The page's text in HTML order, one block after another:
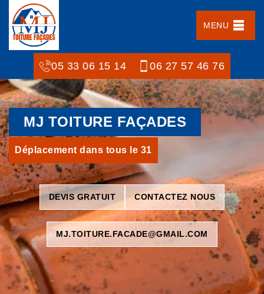
MENU
05 33 06 15 14 06 27 57 46 76
MJ TOITURE FAÇADES
Déplacement dans tous le 31
DEVIS GRATUIT CONTACTEZ NOUS
MJ.TOITURE.FACADE@GMAIL.COM